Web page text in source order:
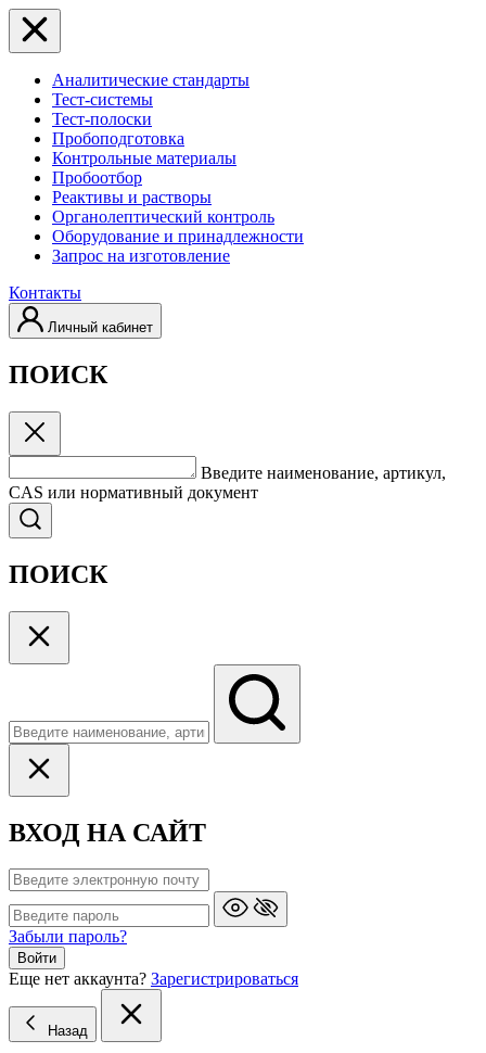
Аналитические стандарты
Тест-системы
Тест-полоски
Пробоподготовка
Контрольные материалы
Пробоотбор
Реактивы и растворы
Органолептический контроль
Оборудование и принадлежности
Запрос на изготовление
Контакты
Личный кабинет
ПОИСК
Введите наименование, артикул,
CAS или нормативный документ
ПОИСК
ВХОД НА САЙТ
Забыли пароль?
Войти
Еще нет аккаунта? Зарегистрироваться
Назад